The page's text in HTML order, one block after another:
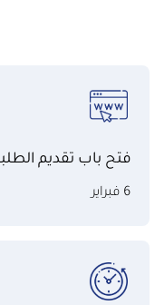
فتح باب تقديم
6 فبراير